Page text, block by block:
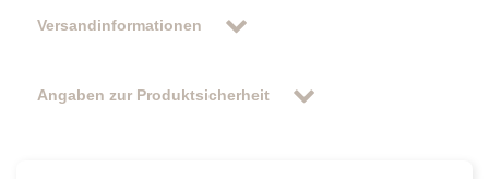
Versandinformationen
Angaben zur Produktsicherheit